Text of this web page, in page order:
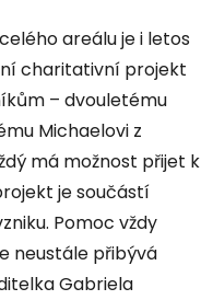
areálu je i letos
charitativní projekt
– dvouletému
Michaelovi z
má možnost přijet k
je součástí
Pomoc vždy
neustále přibývá
Gabriela